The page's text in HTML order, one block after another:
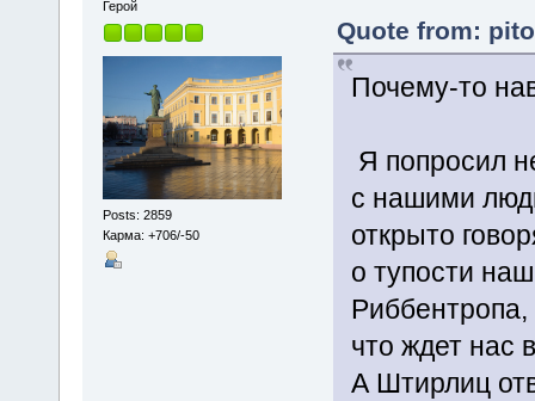
Герой
Posts: 2859
Карма: +706/-50
Quote from:
Почему-то
Я попросил
с нашими
открыто
о тупости
что ждет нас
А Штирлиц